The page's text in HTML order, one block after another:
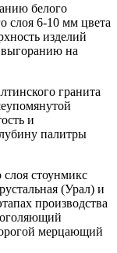
белого
слоя 6-10 мм цвета
изделий
на
гранита
и
палитры
стоунмикс
(Урал) и
производства
оголяющий
мерцающий